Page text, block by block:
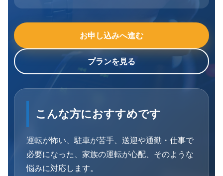
お申し込みへ進む
プランを見る
こんな方におすすめです
運転が怖い、駐車が苦手、送迎や通勤・仕事で
必要になった、家族の運転が心配、そのような
悩みに対応します。